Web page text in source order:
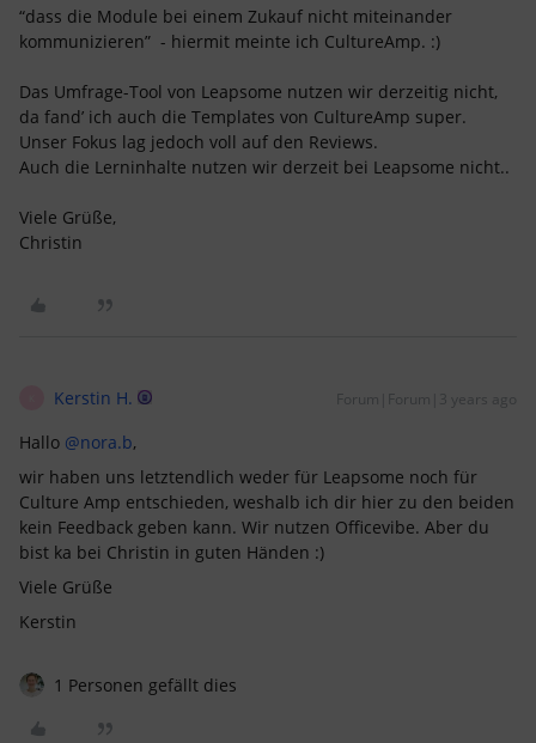
“dass die Module bei einem Zukauf nicht miteinander
kommunizieren” - hiermit meinte ich CultureAmp. :)
Das Umfrage-Tool von Leapsome nutzen wir derzeitig nicht,
da fand’ ich auch die Templates von CultureAmp super.
Unser Fokus lag jedoch voll auf den Reviews.
Auch die Lerninhalte nutzen wir derzeit bei Leapsome nicht..
Viele Grüße,
Christin
Kerstin H. Forum|Forum|3 years ago
Hallo @nora.b,
wir haben uns letztendlich weder für Leapsome noch für
Culture Amp entschieden, weshalb ich dir hier zu den beiden
kein Feedback geben kann. Wir nutzen Officevibe. Aber du
bist ka bei Christin in guten Händen :)
Viele Grüße
Kerstin
1 Personen gefällt dies